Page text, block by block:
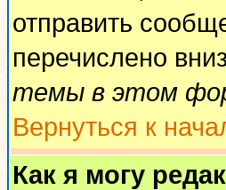
отправить
перечислено
темы в этом
Вернуться к
Как я могу